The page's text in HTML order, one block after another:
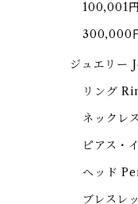
100,001
300,000
ジュエリー
リング
ネックレ
ピアス・
ヘッド
ブレスレ